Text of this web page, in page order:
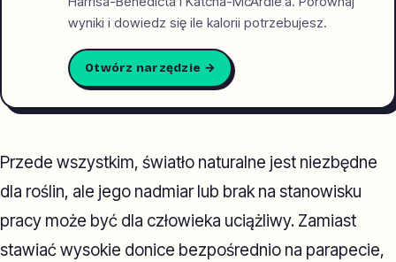
wyniki i dowiedz się ile kalorii potrzebujesz.
Otwórz narzędzie →
Przede wszystkim, światło naturalne jest niezbędne
dla roślin, ale jego nadmiar lub brak na stanowisku
pracy może być dla człowieka uciążliwy. Zamiast
stawiać wysokie donice bezpośrednio na parapecie,